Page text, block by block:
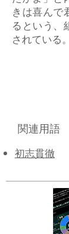
きは喜んで
るという、
されている。
関連用語
初志貫徹